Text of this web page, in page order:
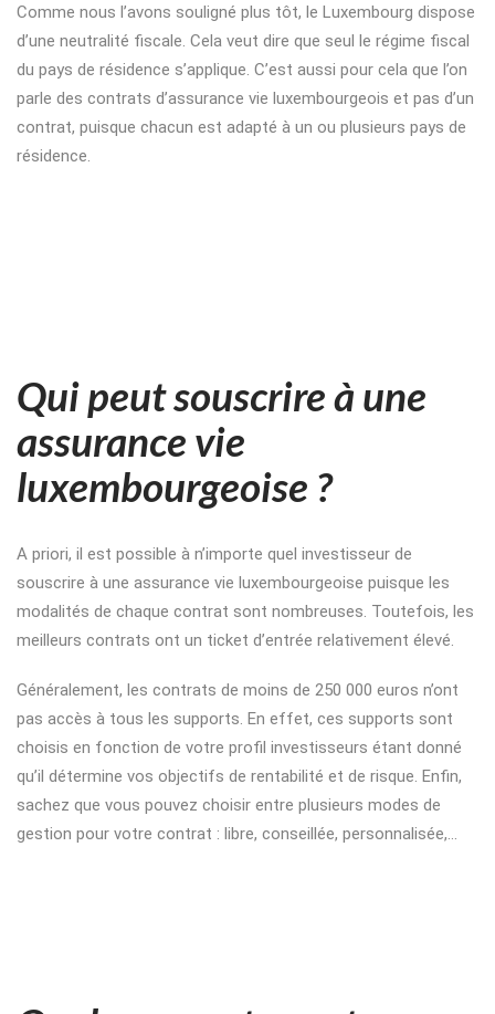
Comme nous l’avons souligné plus tôt, le Luxembourg dispose
d’une neutralité fiscale. Cela veut dire que seul le régime fiscal
du pays de résidence s’applique. C’est aussi pour cela que l’on
parle des contrats d’assurance vie luxembourgeois et pas d’un
contrat, puisque chacun est adapté à un ou plusieurs pays de
résidence.
Qui peut souscrire à une
assurance vie
luxembourgeoise ?
A priori, il est possible à n’importe quel investisseur de
souscrire à une assurance vie luxembourgeoise puisque les
modalités de chaque contrat sont nombreuses. Toutefois, les
meilleurs contrats ont un ticket d’entrée relativement élevé.
Généralement, les contrats de moins de 250 000 euros n’ont
pas accès à tous les supports. En effet, ces supports sont
choisis en fonction de votre profil investisseurs étant donné
qu’il détermine vos objectifs de rentabilité et de risque. Enfin,
sachez que vous pouvez choisir entre plusieurs modes de
gestion pour votre contrat : libre, conseillée, personnalisée,…